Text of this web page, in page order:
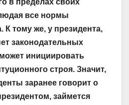
в пределах своих
все нормы
К тому же, у президента,
законодательных
инициировать
строя. Значит,
заранее говорит о
займется